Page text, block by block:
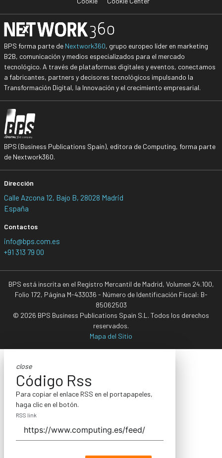
BPS forma parte de Nextwork360, grupo europeo líder en marketing
B2B, comunicación y medios especializados para el mercado
tecnológico. A través de plataformas digitales y eventos, conectamos
a fabricantes, partners y decisores tecnológicos impulsando la
Transformación Digital, la Innovación y el crecimiento empresarial.
BPS (Business Publications Spain), editora de Computing, forma parte
de Nextwork360.
Dirección
Calle Azcona 12, Bajo B, 28028 Madrid
España
Contactos
info@bps.com.es
+91 313 79 00
BPS está inscrita en el Registro Mercantil de Madrid, Volumen 24.100,
Folio 172, Página M-433036 - Número de Identificación Fiscal: B-
85062503
© 2026 BPS Business Publications Spain S.L. Todos los derechos
reservados.
Mapa del Sitio
close
Código Rss
Para copiar el enlace RSS en el portapapeles,
haga clic en el botón.
RSS link